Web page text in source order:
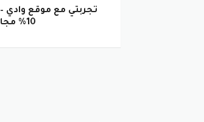
تجربتي مع موقع وادي
10% مجانا